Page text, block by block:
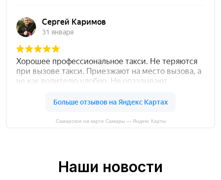
Самарское на карте Самары — Яндекс Карты
Наши новости